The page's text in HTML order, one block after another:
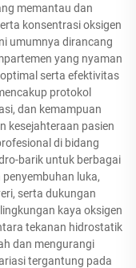
memantau dan
konsentrasi oksigen
umumnya dirancang
yang nyaman
serta efektivitas
protokol
dan kemampuan
kesejahteraan pasien
di bidang
barik untuk berbagai
luka,
serta dukungan
kaya oksigen
tekanan hidrostatik
dan mengurangi
tergantung pada